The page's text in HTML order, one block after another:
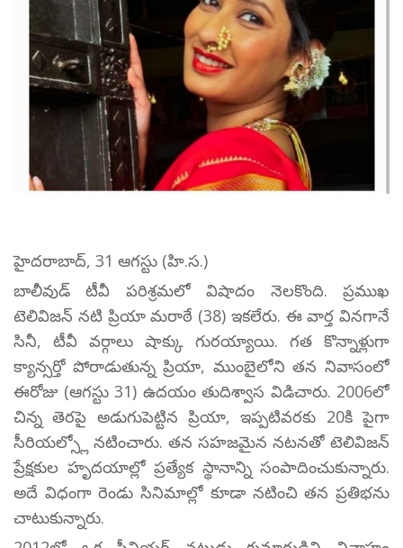
హైదరాబాద్, 31 ఆగస్టు (హి.స.)
బాలీవుడ్ టీవీ పరిశ్రమలో విషాదం నెలకొంది. ప్రముఖ
టెలివిజన్ నటి ప్రియా మరాఠే (38) ఇకలేరు. ఈ వార్త వినగానే
సినీ, టీవీ వర్గాలు షాక్కు గురయ్యాయి. గత కొన్నాళ్లుగా
క్యాన్సర్తో పోరాడుతున్న ప్రియా, ముంబైలోని తన నివాసంలో
ఈరోజు (ఆగస్టు 31) ఉదయం తుదిశ్వాస విడిచారు. 2006లో
చిన్న తెరపై అడుగుపెట్టిన ప్రియా, ఇప్పటివరకు 20కి పైగా
సీరియల్స్లో నటించారు. తన సహజమైన నటనతో టెలివిజన్
ప్రేక్షకుల హృదయాల్లో ప్రత్యేక స్థానాన్ని సంపాదించుకున్నారు.
అదే విధంగా రెండు సినిమాల్లో కూడా నటించి తన ప్రతిభను
చాటుకున్నారు.